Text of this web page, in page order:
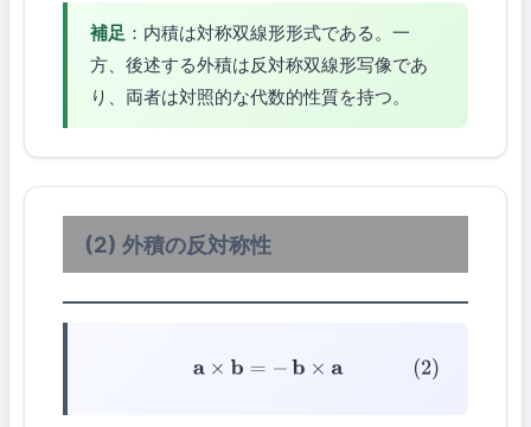
補足 ：内積は対称双線形形式である。一
方、後述する外積は反対称双線形写像であ
り、両者は対照的な代数的性質を持つ。
(2) 外積の反対称性
(2)a ×b =− b× a